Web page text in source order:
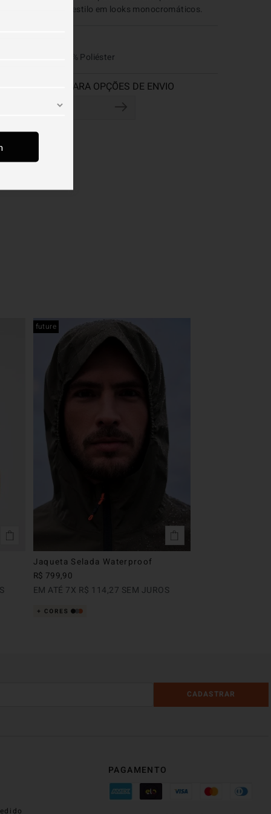
adicionar volume e estilo em looks monocromáticos.
50% Poliamida / 50% Poliéster
future
Jaqueta Selada Waterproof
R$ 799,90
EM ATÉ 7X R$ 114,27 SEM JUROS
CADASTRAR
PAGAMENTO